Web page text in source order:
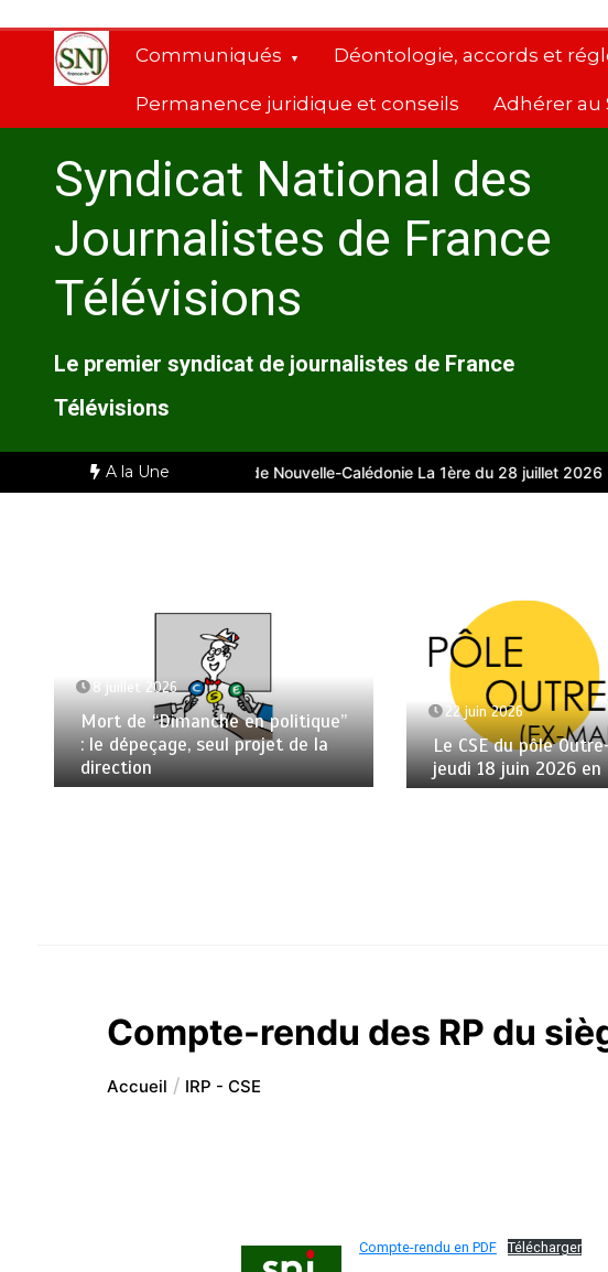
contenu
Communiqués Déontologie, accords et
Permanence juridique et conseils Adhérer au
Syndicat National des
Journalistes de France
Télévisions
Le premier syndicat de journalistes de France
Télévisions
A la Une
Comité d’entreprise de Nouvelle-Calédonie La 1ère du 28 juillet 2026 :
8 juillet 2026
Mort de “Dimanche en politique”
: le dépeçage, seul projet de la
direction
22 juin 2026
Le CSE du pôle
jeudi 18 juin 2026 en
Compte-rendu des RP du
Accueil IRP - CSE
Compte-rendu en PDF Télécharger